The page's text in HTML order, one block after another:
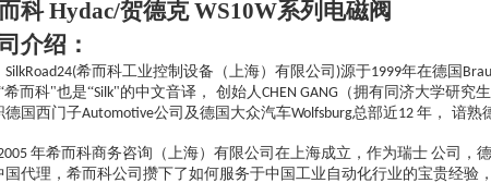
科 Hydac/贺德克 WS10W系列电磁阀
介绍：
SilkRoad24(希而科工业控制设备（上海）有限公司 )源于1999年在德国
希而科"也是“Silk"的中文音译， 创始人CHEN GANG （拥有同济大学研究
德国西门子Automotive公司及德国大众汽车Wolfsburg总部近12 年， 谙熟
年希而科商务咨询（上海）有限公司在上海成立，作为瑞士 公司，
国代理，希而科公司攒下了如何服务于中国工业自动化行业的宝贵经验